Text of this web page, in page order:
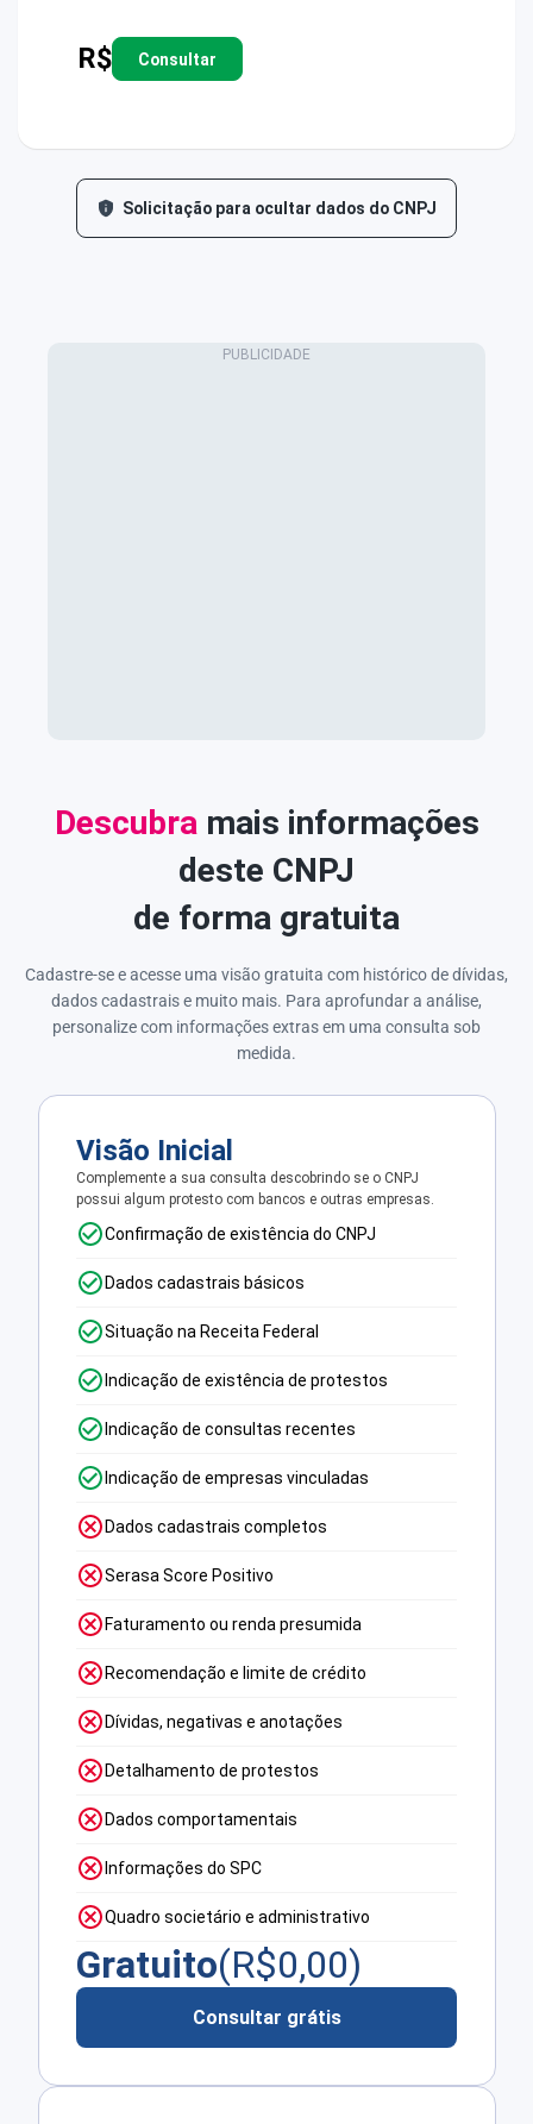
R$ Consultar
Solicitação para ocultar dados do CNPJ
Descubramais informações
deste CNPJ
de forma gratuita
Cadastre-se e acesse uma visão gratuita com histórico de dívidas,
dados cadastrais e muito mais. Para aprofundar a análise,
personalize com informações extras em uma consulta sob
medida.
Visão Inicial
Complemente a sua consulta descobrindo se o CNPJ
possui algum protesto com bancos e outras empresas.
Confirmação de existência do CNPJ
Dados cadastrais básicos
Situação na Receita Federal
Indicação de existência de protestos
Indicação de consultas recentes
Indicação de empresas vinculadas
Dados cadastrais completos
Serasa Score Positivo
Faturamento ou renda presumida
Recomendação e limite de crédito
Dívidas, negativas e anotações
Detalhamento de protestos
Dados comportamentais
Informações do SPC
Quadro societário e administrativo
Gratuito(R$0,00)
Consultar grátis